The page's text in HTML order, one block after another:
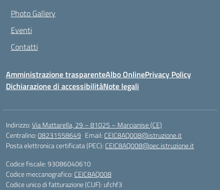
Photo Gallery
Eventi
Contatti
Amministrazione trasparenteAlbo OnlinePrivacy Policy
Dichiarazione di accessibilitàNote legali
Indirizzo:Via Mattarella, 29 – 81025 – Marcianise (CE)
Centralino:08231558649 Email: CEIC8AQ008@istruzione.it
Posta elettronica certificata (PEC): CEIC8AQ008@pec.istruzione.it
Codice fiscale: 93086040610
Codice meccanografico: CEIC8AQ008
Codice unico di fatturazione (CUF): ufchf3